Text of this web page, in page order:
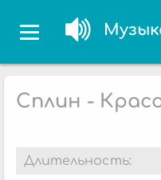
Сплин -
Длительность: